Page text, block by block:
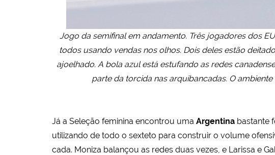
Jogo da semifinal em andamento. Três jogadores dos
todos usando vendas nos olhos. Dois deles estão
ajoelhado. A bola azul está estufando as redes
parte da torcida nas arquibancadas. O
Já a Seleção feminina encontrou uma Argentina bastante
utilizando de todo o sexteto para construir o volume
cada. Moniza balançou as redes duas vezes, e Larissa e